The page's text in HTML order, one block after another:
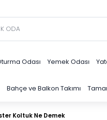
Odası Yemek Odası
Bahçe ve Balkon Takımı
Koltuk Ne Demek